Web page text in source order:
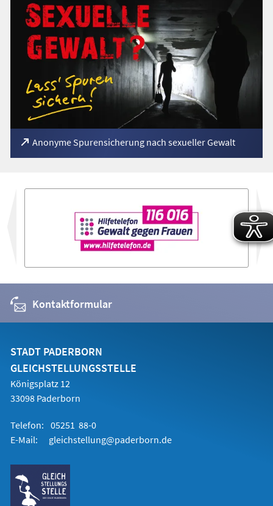
Anonyme Spurensicherung nach sexueller Gewalt
(Öffnet
Tab)
Kontaktformular
STADT PADERBORN
GLEICHSTELLUNGSSTELLE
Königsplatz 12
33098 Paderborn
Telefon: 05251 88-0
E-Mail:
gleichstellung@paderborn.de